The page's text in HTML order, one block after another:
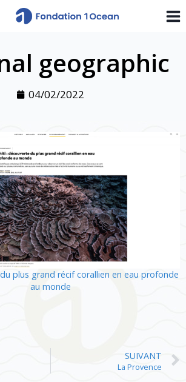
geographic
04/02/2022
plus grand récif corallien en eau profonde
au monde
SUIVANT
La Provence